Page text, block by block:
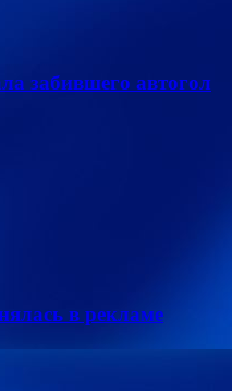
забившего автогол
в рекламе